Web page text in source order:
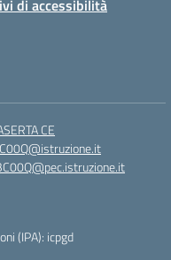
di accessibilità
CE
(IPA): icpgd